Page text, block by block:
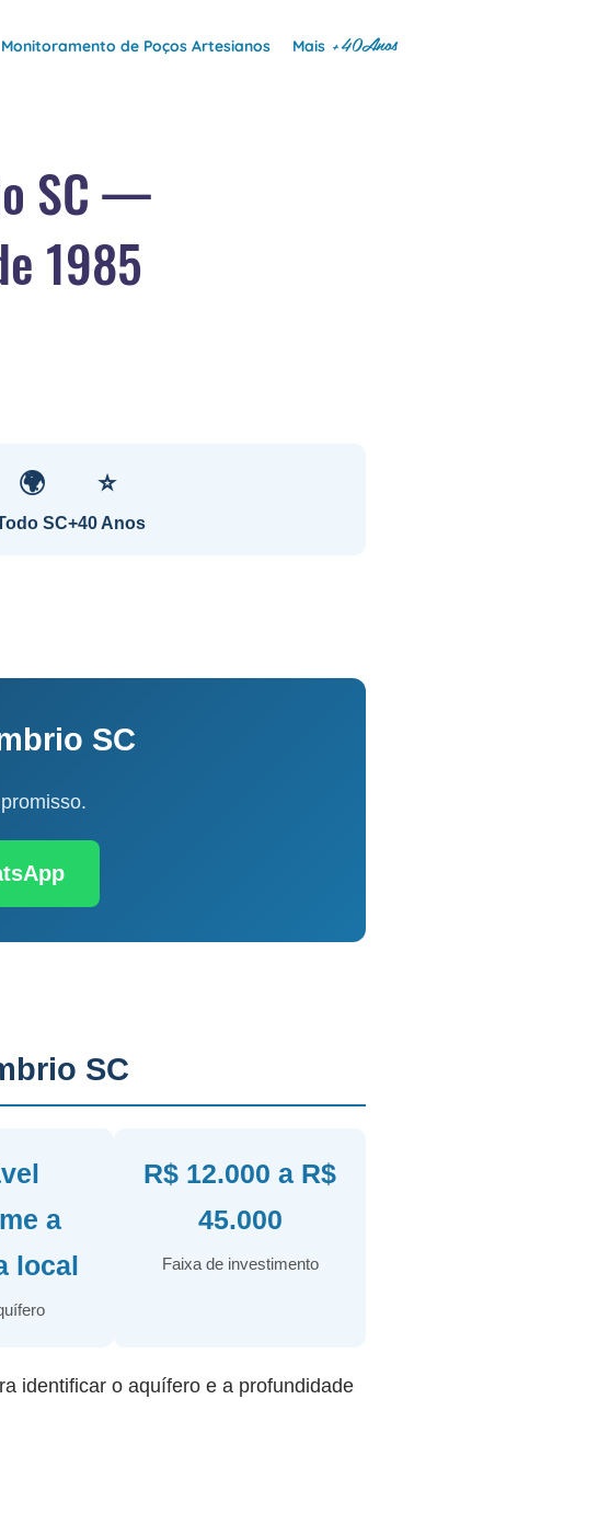
Monitoramento de Poços Artesianos Mais +40Anos
SC —
1985
🌍
SC
⭐
+40 Anos
SC
SC
a
local
R$ 12.000 a R$
45.000
Faixa de investimento
identificar o aquífero e a profundidade